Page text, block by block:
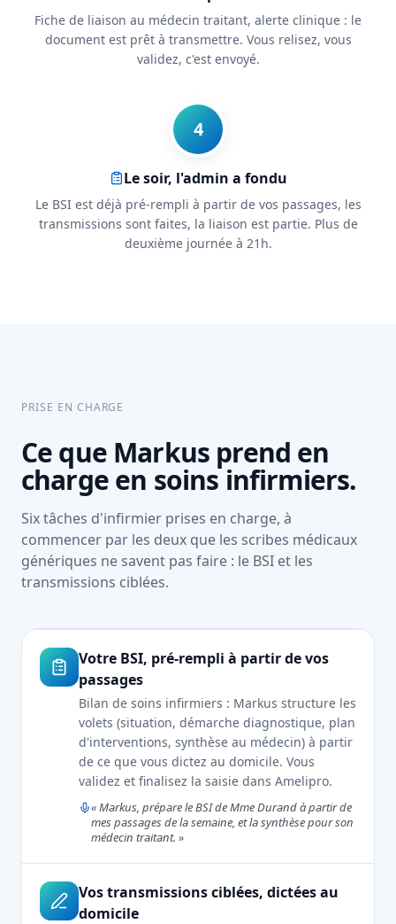
Fiche de liaison au médecin traitant, alerte clinique : le
document est prêt à transmettre. Vous relisez, vous
validez, c'est envoyé.
4
Le soir, l'admin a fondu
Le BSI est déjà pré-rempli à partir de vos passages, les
transmissions sont faites, la liaison est partie. Plus de
deuxième journée à 21h.
PRISE EN CHARGE
Ce que Markus prend en
charge en soins infirmiers.
Six tâches d'infirmier prises en charge, à
commencer par les deux que les scribes médicaux
génériques ne savent pas faire : le BSI et les
transmissions ciblées.
Votre BSI, pré-rempli à partir de vos
passages
Bilan de soins infirmiers : Markus structure les
volets (situation, démarche diagnostique, plan
d'interventions, synthèse au médecin) à partir
de ce que vous dictez au domicile. Vous
validez et finalisez la saisie dans Amelipro.
« Markus, prépare le BSI de Mme Durand à partir de
mes passages de la semaine, et la synthèse pour son
médecin traitant. »
Vos transmissions ciblées, dictées au
domicile